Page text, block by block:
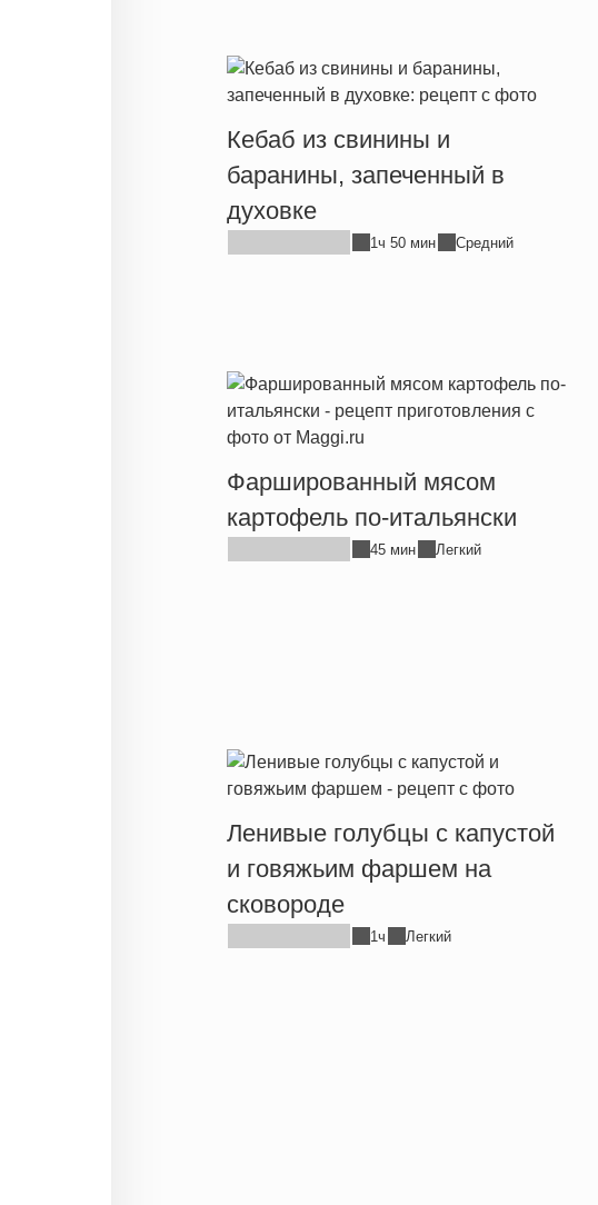
Кебаб из свинины и
баранины, запеченный в
духовке
1ч 50 мин Средний
Фаршированный мясом
картофель по-итальянски
45 мин Легкий
Ленивые голубцы с капустой
и говяжьим фаршем на
сковороде
1ч Легкий